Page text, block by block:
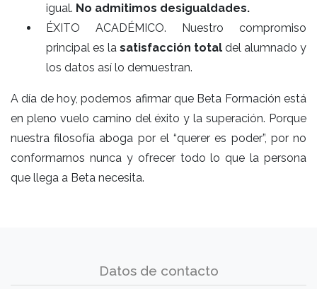
igual. No admitimos desigualdades.
ÉXITO ACADÉMICO. Nuestro compromiso
principal es la satisfacción total del alumnado y
los datos así lo demuestran.
A día de hoy, podemos afirmar que Beta Formación está
en pleno vuelo camino del éxito y la superación. Porque
nuestra filosofía aboga por el “querer es poder”, por no
conformarnos nunca y ofrecer todo lo que la persona
que llega a Beta necesita.
Datos de contacto